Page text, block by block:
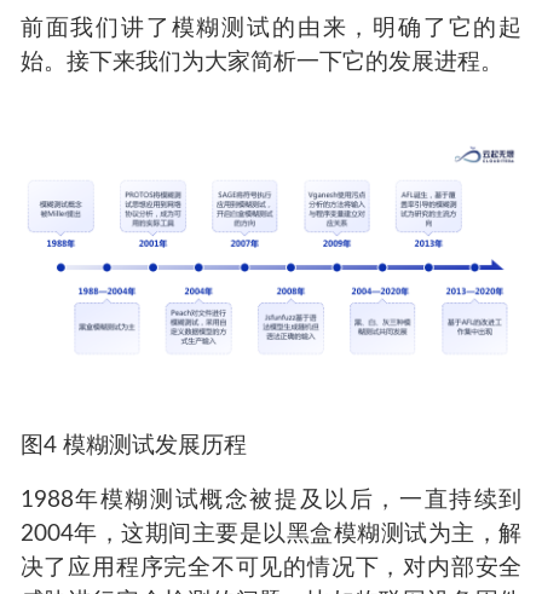
前面我们讲了模糊测试的由来，明确了它的起
始。接下来我们为大家简析一下它的发展进程。
图4 模糊测试发展历程
1988年模糊测试概念被提及以后，一直持续到
2004年，这期间主要是以黑盒模糊测试为主，解
决了应用程序完全不可见的情况下，对内部安全